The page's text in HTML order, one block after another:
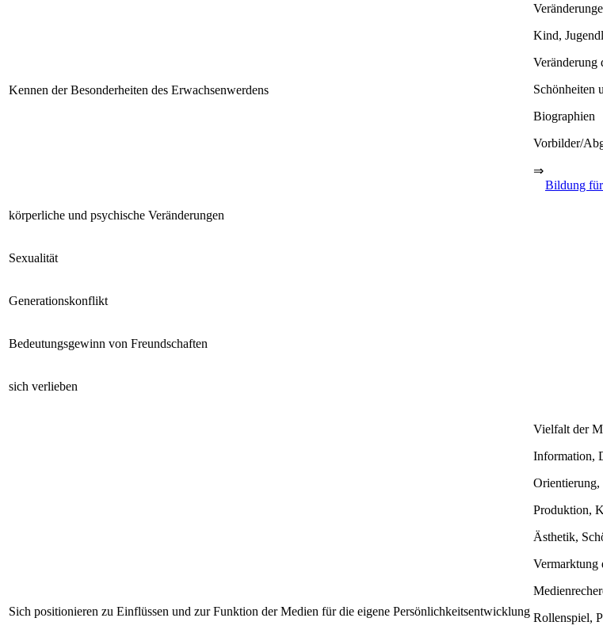
Kennen der Besonderheiten des Erwachsenwerdens
Kind,
Veränderung
Schönheiten
Biographien
Vorbilder/
⇒
Bildung
körperliche und psychische Veränderungen
Sexualität
Generationskonflikt
Bedeutungsgewinn von Freundschaften
sich verlieben
Sich positionieren zu Einflüssen und zur Funktion der Medien für die eigene Persönlichkeitsentwicklung
Vielfalt der
Information,
Orientierung,
Produktion,
Ästhetik,
Vermarktung
Rollenspiel,